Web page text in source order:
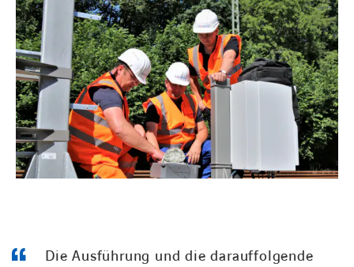
Die Ausführung und die darauffolgende